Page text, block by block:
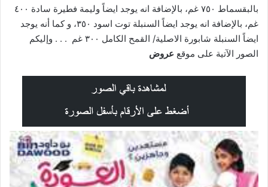
بالبقسماط ٧٥٠ غم، بالإضافة انه يوجد ايضاً وليمة فطيرة سادة ٤٠٠
غم، بالإضافة انه يوجد ايضاً السنبلة توت اسود ٣٥٠، و كما أنه يوجد
ايضاً السنبلة شابورة الاصلية/ القمح الكامل ٣٠٠ غم . . . وإليكم
الصور الآتية على موقع عروض